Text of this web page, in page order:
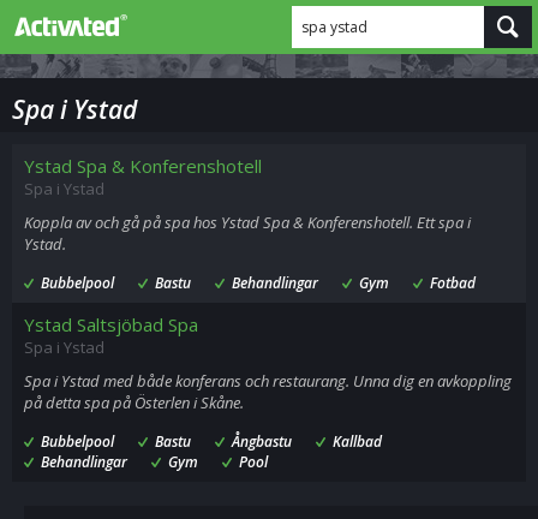
spa ystad
Spa i Ystad
Ystad Spa & Konferenshotell
Spa i Ystad
Koppla av och gå på spa hos Ystad Spa & Konferenshotell. Ett spa i
Ystad.
Bubbelpool Bastu Behandlingar Gym Fotbad
Ystad Saltsjöbad Spa
Spa i Ystad
Spa i Ystad med både konferans och restaurang. Unna dig en avkoppling
på detta spa på Österlen i Skåne.
Bubbelpool Bastu Ångbastu
Kallbad
Behandlingar
Gym Pool